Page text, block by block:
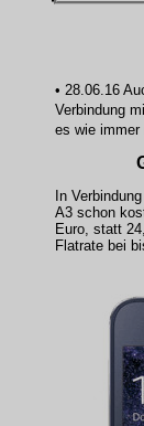
• 28.06.16
Verbindung
es wie immer
In
A3 schon
Euro, statt
Flatrate bei